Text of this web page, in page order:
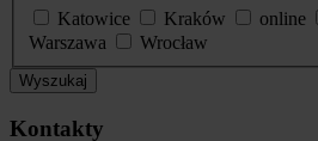
Katowice
Kraków online
Warszawa
Wrocław
Wyszukaj
Kontakty